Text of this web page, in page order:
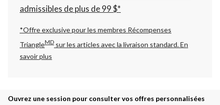
admissibles de plus de 99 $*
*Offre exclusive pour les membres Récompenses
TriangleMD sur les articles avec la livraison standard.En
savoir plus
Ouvrez une session pour consulter vos offres personnalisées